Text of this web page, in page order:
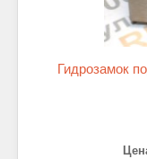
Гидрозамок